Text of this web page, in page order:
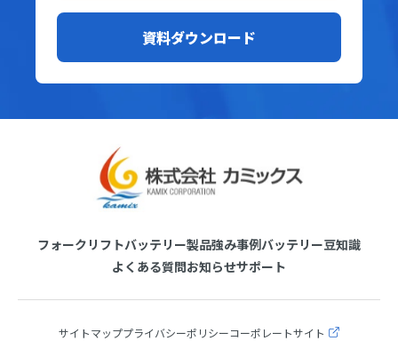
資料ダウンロード
フォークリフトバッテリー製品強み事例バッテリー豆知識
よくある質問お知らせサポート
サイトマッププライバシーポリシーコーポレートサイト